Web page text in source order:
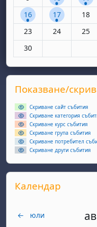
1 събитие,
16 1 събитие,
17 18
Няма събития,
23 Няма
24 25
Няма събития,
30
Supplementary
Прескочи Показване/
Показване/
Скриване сайт събития
Скриване категория
Скриване курс събития
Скриване група събития
Скриване потребител
Скриване други събития
Прескочи Календар
Календар
← юли